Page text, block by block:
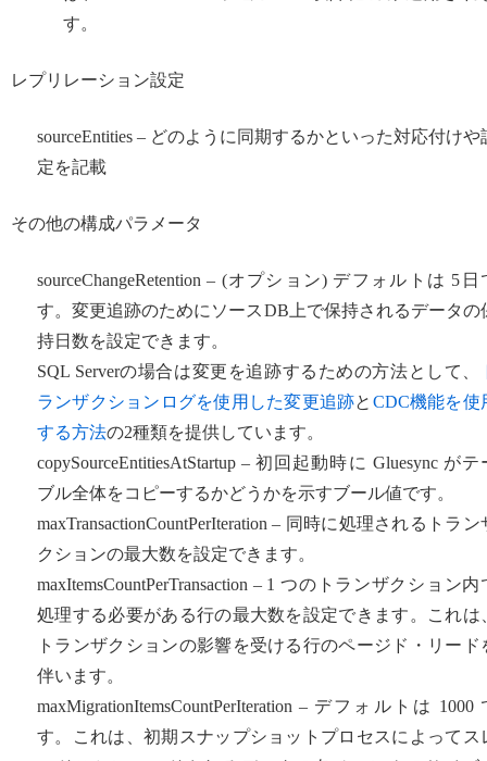
す。
レプリレーション設定
sourceEntities – どのように同期するかといった対応付けや
定を記載
その他の構成パラメータ
sourceChangeRetention – (オプション) デフォルトは 5日
す。変更追跡のためにソースDB上で保持されるデータの
持日数を設定できます。
SQL Serverの場合は変更を追跡するための方法として、
ランザクションログを使用した変更追跡と CDC機能を使
する方法の2種類を提供しています。
copySourceEntitiesAtStartup – 初回起動時に Gluesync がテ
ブル全体をコピーするかどうかを示すブール値です。
maxTransactionCountPerIteration – 同時に処理されるトラン
クションの最大数を設定できます。
maxItemsCountPerTransaction – 1 つのトランザクション内
処理する必要がある行の最大数を設定できます。これは
トランザクションの影響を受ける行のページド・リード
伴います。
maxMigrationItemsCountPerIteration – デフォルトは 1000
す。これは、初期スナップショットプロセスによってス